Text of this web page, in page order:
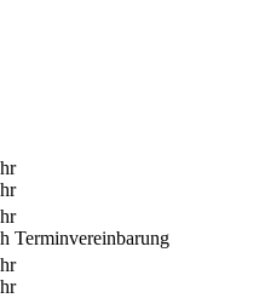
Terminvereinbarung